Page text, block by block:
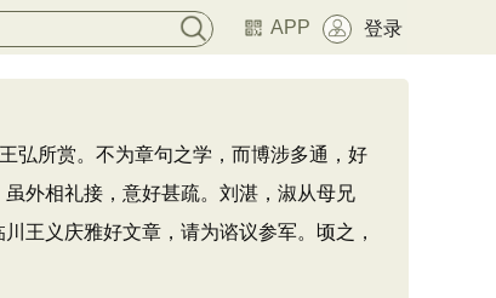
APP 登录
弘所赏。不为章句之学，而博涉多通，好
外相礼接，意好甚疏。刘湛，淑从母兄
王义庆雅好文章，请为谘议参军。顷之，